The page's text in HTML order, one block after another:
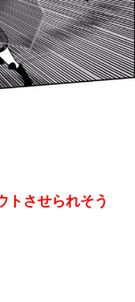
トさせられそう